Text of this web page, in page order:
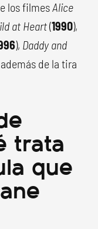
los filmesAlice
at Heart(1990),
), Daddy and
además de la tira
trata
que